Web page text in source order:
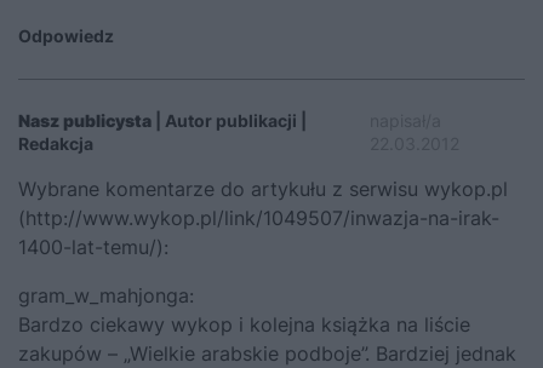
Odpowiedz
Nasz publicysta | Autor publikacji |
Redakcja
Wybrane komentarze do artykułu z serwisu wykop.pl
(http://www.wykop.pl/link/1049507/inwazja-na-irak-
1400-lat-temu/):
gram_w_mahjonga:
Bardzo ciekawy wykop i kolejna książka na liście
zakupów – „Wielkie arabskie podboje”. Bardziej jednak